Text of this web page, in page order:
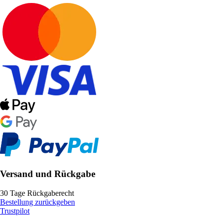
Versand und Rückgabe
30 Tage Rückgaberecht
Bestellung zurückgeben
Trustpilot